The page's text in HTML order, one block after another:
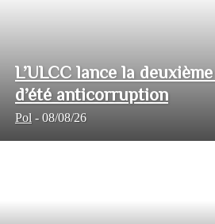
L’ULCC lance la
d’été anticorruption
Pol - 08/08/26